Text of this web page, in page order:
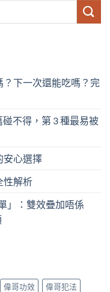
下一次還能吃嗎？完
不得，第 3 種最易被
安心選擇
性解析
」：雙效疊加唔係
偉哥功效
偉哥犯法